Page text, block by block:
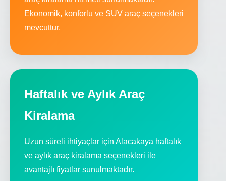
Ekonomik, konforlu ve SUV araç seçenekleri
mevcuttur.
Haftalık ve Aylık Araç
Kiralama
Uzun süreli ihtiyaçlar için Alacakaya haftalık
ve aylık araç kiralama seçenekleri ile
avantajlı fiyatlar sunulmaktadır.